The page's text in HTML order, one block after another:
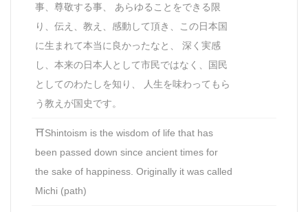
事、尊敬する事、 あらゆることをできる限
り、伝え、教え、感動して頂き、この日本国
に生まれて本当に良かったなと、 深く実感
し、本来の日本人として市民ではなく、国民
としてのわたしを知り、 人生を味わってもら
う教えが国史です。
⛩Shintoism is the wisdom of life that has
been passed down since ancient times for
the sake of happiness. Originally it was called
Michi (path)